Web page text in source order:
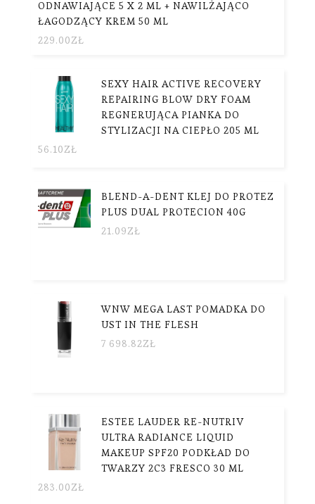
ODNAWIAJĄCE 5 X 2 ML + NAWILŻAJĄCO
ŁAGODZĄCY KREM 50 ML
229.00ZŁ
SEXY HAIR ACTIVE RECOVERY
REPAIRING BLOW DRY FOAM
REGNERUJĄCA PIANKA DO
STYLIZACJI NA CIEPŁO 205 ML
56.10ZŁ
BLEND-A-DENT KLEJ DO PROTEZ
PLUS DUAL PROTECION 40G
21.09ZŁ
WNW MEGA LAST POMADKA DO
UST IN THE FLESH
7 698.82ZŁ
ESTEE LAUDER RE-NUTRIV
ULTRA RADIANCE LIQUID
MAKEUP SPF20 PODKŁAD DO
TWARZY 2C3 FRESCO 30 ML
283.00ZŁ